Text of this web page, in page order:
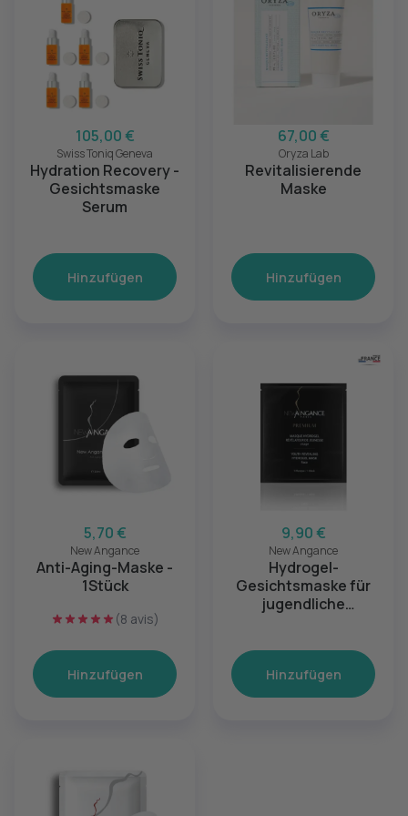
105,00 €
Swiss Toniq Geneva
Hydration Recovery -
Gesichtsmaske
Serum
Hinzufügen
67,00 €
Oryza Lab
Revitalisierende
Maske
Hinzufügen
5,70 €
New Angance
Anti-Aging-Maske -
1Stück
(8 avis)
Hinzufügen
9,90 €
New Angance
Hydrogel-
Gesichtsmaske für
jugendliche
Hinzufügen